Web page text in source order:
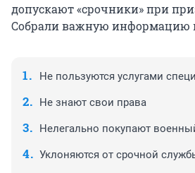
допускают «срочники» при
Собрали важную информацию
Не пользуются услугами
Не знают свои права
Нелегально покупают
Уклоняются от срочной